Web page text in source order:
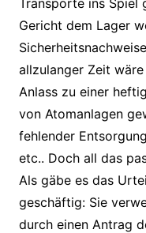
Transporte ins
Gericht dem Lager
allzulanger Zeit
Anlass zu einer
von Atomanlagen
fehlender
etc.. Doch all das
Als gäbe es das
geschäftig: Sie
durch einen Antrag